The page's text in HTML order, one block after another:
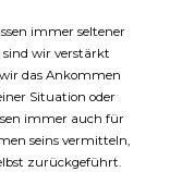
immer seltener
sind wir verstärkt
das Ankommen
Situation oder
immer auch für
seins vermitteln,
zurückgeführt.